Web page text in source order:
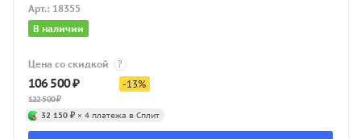
Арт.: 18355
В наличии
Цена со скидкой ?
106 500₽
122 500₽
-13%
32 150 ₽ × 4 платежа в Сплит